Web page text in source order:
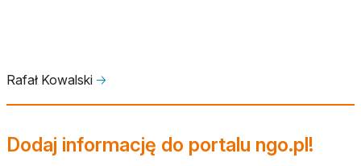
Rafał Kowalski 🡢
Dodaj informację do portalu ngo.pl!